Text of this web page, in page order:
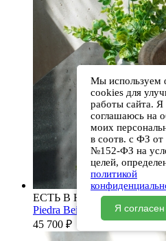
ЕСТЬ В НАЛИЧИИ
Piedra Beige S287
45 700 ₽
Мы используем
cookies для
работы сайта. Я
соглашаюсь на
моих
в соотв. с ФЗ
№152-ФЗ на
целей,
политикой
Я согласен